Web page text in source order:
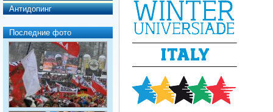
Антидопинг
Последние фото